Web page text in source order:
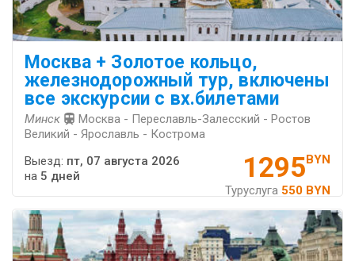
Москва + Золотое кольцо,
железнодорожный тур, включены
все экскурсии с вх.билетами
Минск
Москва - Переславль-Залесский - Ростов
Великий - Ярославль - Кострома
1295BYN
Туруслуга 550 BYN
Выезд: пт, 07 августа 2026
на 5 дней